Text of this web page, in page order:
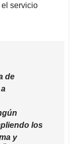
servicio
de
los
y